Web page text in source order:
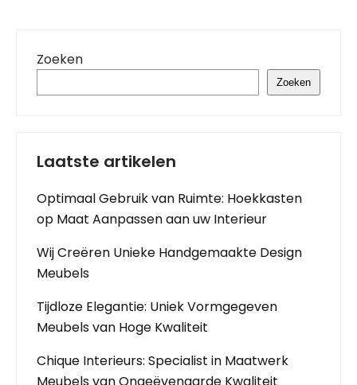
Zoeken
Zoeken
Laatste artikelen
Optimaal Gebruik van Ruimte: Hoekkasten
op Maat Aanpassen aan uw Interieur
Wij Creëren Unieke Handgemaakte Design
Meubels
Tijdloze Elegantie: Uniek Vormgegeven
Meubels van Hoge Kwaliteit
Chique Interieurs: Specialist in Maatwerk